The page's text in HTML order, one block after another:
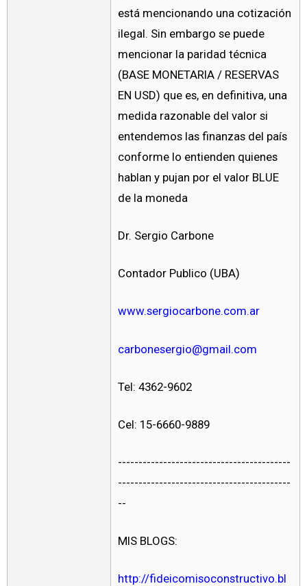
está mencionando una cotización
ilegal. Sin embargo se puede
mencionar la paridad técnica
(BASE MONETARIA / RESERVAS
EN USD) que es, en definitiva, una
medida razonable del valor si
entendemos las finanzas del país
conforme lo entienden quienes
hablan y pujan por el valor BLUE
de la moneda
Dr. Sergio Carbone
Contador Publico (UBA)
www.sergiocarbone.com.ar
carbonesergio@gmail.com
Tel: 4362-9602
Cel: 15-6660-9889
------------------------------------------
------------------------------------------
--
MIS BLOGS:
http://fideicomisoconstructivo.bl